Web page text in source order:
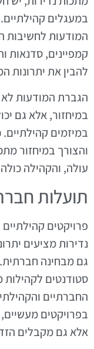
במעגלים קהילתיים.
המודעות לחשיבות
קמפיינים, סדנאות
להבין את יתרונות
הגברת המודעות
במיחזור, אלא גם
במיזמים
והצורך במיחזור
עולה, והקהילה
תועלות
פרויקטים
נדירות מציעים
גם מבחינה
סטודנטים
החברתיים
בפרויקטים
אלא גם מקבלים